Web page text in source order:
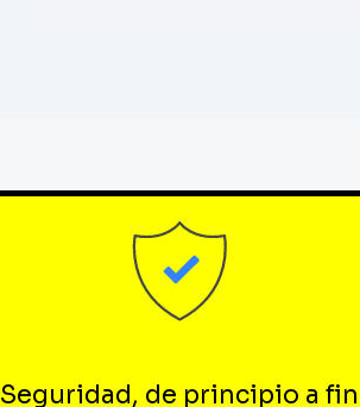
Seguridad, de principio a fin